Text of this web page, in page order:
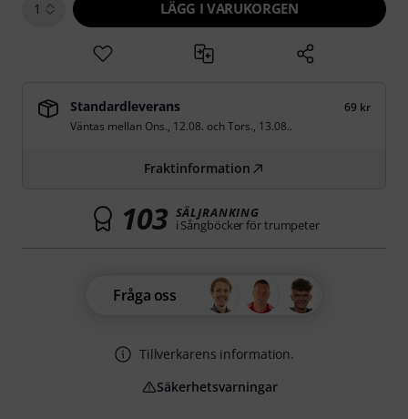
1 LÄGG I VARUKORGEN
Standardleverans
69 kr
Väntas mellan Ons., 12.08. ochTors., 13.08..
Fraktinformation
103 SÄLJRANKING
i Sångböcker för trumpeter
Fråga oss
Tillverkarens information.
Säkerhetsvarningar